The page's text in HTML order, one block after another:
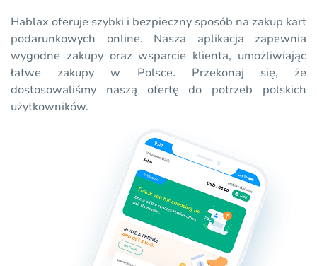
Hablax oferuje szybki i bezpieczny sposób na zakup kart
podarunkowych online. Nasza aplikacja zapewnia
wygodne zakupy oraz wsparcie klienta, umożliwiając
łatwe zakupy w Polsce. Przekonaj się, że
dostosowaliśmy naszą ofertę do potrzeb polskich
użytkowników.